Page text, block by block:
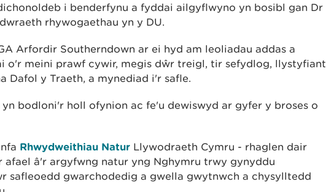
i benderfynu a fyddai ailgyflwyno yn bosibl gan Dr
rhywogaethau yn y DU.
Arfordir Southerndown ar ei hyd am leoliadau addas a
o'r meini prawf cywir, megis dŵr treigl, tir sefydlog, llystyfiant
Dafol y Traeth, a mynediad i'r safle.
yn bodloni'r holl ofynion ac fe'u dewiswyd ar gyfer y broses o
Rhwydweithiau Natur Llywodraeth Cymru - rhaglen dair
afael â'r argyfwng natur yng Nghymru trwy gynyddu
safleoedd gwarchodedig a gwella gwytnwch a chysylltedd